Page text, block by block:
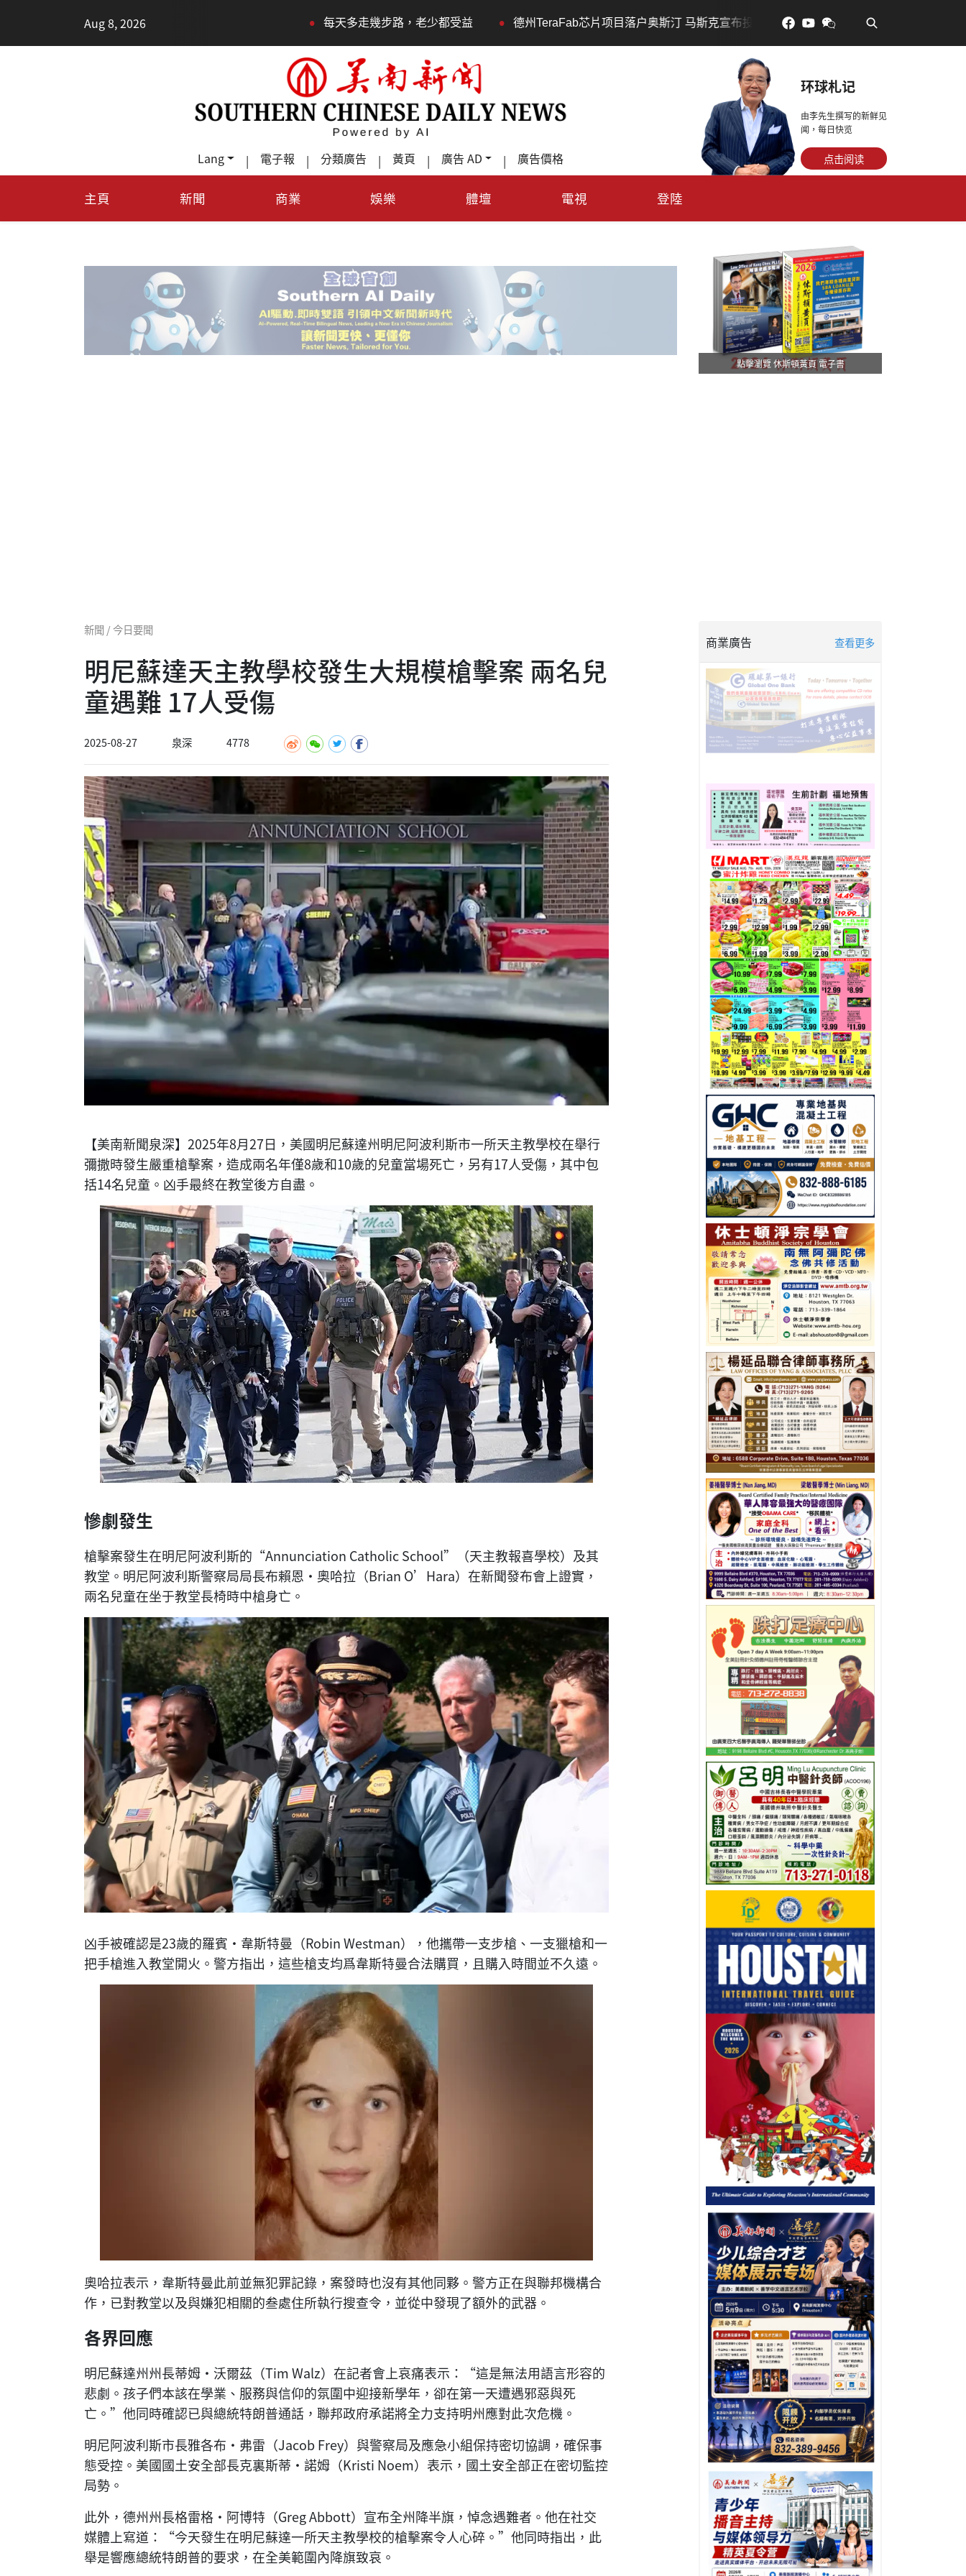
Aug 8, 2026 每天多走幾步路，老少都受益 • 德州TeraFab芯片项目落户奥斯汀 马斯克宣布投资200亿美元建设AI芯片制造基地 • 吃對了更年輕：花青素
Lang | 電子報 | 分類廣告 | 黃頁 | 廣告 AD | 廣告價格
环球札记
由李先生撰写的新鲜见
闻，每日快览
点击阅读
主頁 新聞 商業 娛樂 體壇 電視 登陸
點擊瀏覽 休斯頓黃頁 電子書
新聞 / 今日要聞
明尼蘇達天主教學校發生大規模槍擊案 兩名兒
童遇難 17人受傷
2025-08-27 泉深 4778
【美南新聞泉深】2025年8月27日，美國明尼蘇達州明尼阿波利斯市一所天主教學校在舉行
彌撒時發生嚴重槍擊案，造成兩名年僅8歲和10歲的兒童當場死亡，另有17人受傷，其中包
括14名兒童。凶手最終在教堂後方自盡。
慘劇發生
槍擊案發生在明尼阿波利斯的“Annunciation Catholic School”（天主教報喜學校）及其
教堂。明尼阿波利斯警察局局長布賴恩·奧哈拉（Brian O’Hara）在新聞發布會上證實，
兩名兒童在坐于教堂長椅時中槍身亡。
凶手被確認是23歲的羅賓·韋斯特曼（Robin Westman），他攜帶一支步槍、一支獵槍和一
把手槍進入教堂開火。警方指出，這些槍支均爲韋斯特曼合法購買，且購入時間並不久遠。
奧哈拉表示，韋斯特曼此前並無犯罪記錄，案發時也沒有其他同夥。警方正在與聯邦機構合
作，已對教堂以及與嫌犯相關的叁處住所執行搜查令，並從中發現了額外的武器。
各界回應
明尼蘇達州州長蒂姆·沃爾茲（Tim Walz）在記者會上哀痛表示：“這是無法用語言形容的
悲劇。孩子們本該在學業、服務與信仰的氛圍中迎接新學年，卻在第一天遭遇邪惡與死
亡。”他同時確認已與總統特朗普通話，聯邦政府承諾將全力支持明州應對此次危機。
明尼阿波利斯市長雅各布·弗雷（Jacob Frey）與警察局及應急小組保持密切協調，確保事
態受控。美國國土安全部長克裏斯蒂·諾姆（Kristi Noem）表示，國土安全部正在密切監控
局勢。
此外，德州州長格雷格·阿博特（Greg Abbott）宣布全州降半旗，悼念遇難者。他在社交
媒體上寫道：“今天發生在明尼蘇達一所天主教學校的槍擊案令人心碎。”他同時指出，此
舉是響應總統特朗普的要求，在全美範圍內降旗致哀。
商業廣告 查看更多